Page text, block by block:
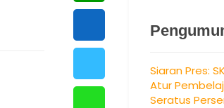
Siaran Pres:
Atur
Seratus